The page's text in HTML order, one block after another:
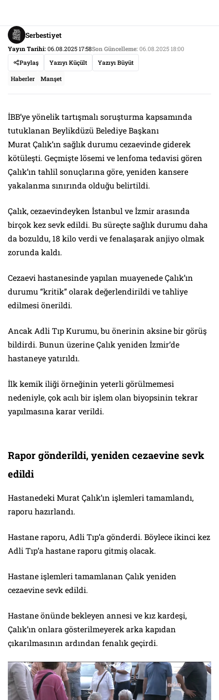
Serbestiyet
Yayın Tarihi:06.08.2025 17:58Son Güncelleme:06.08.2025 18:00
Paylaş
Yazıyı Küçült Yazıyı Büyüt
Haberler Manşet
İBB’ye yönelik tartışmalı soruşturma kapsamında
tutuklanan Beylikdüzü Belediye Başkanı
Murat Çalık’ın sağlık durumu cezaevinde giderek
kötüleşti. Geçmişte lösemi ve lenfoma tedavisi gören
Çalık’ın tahlil sonuçlarına göre, yeniden kansere
yakalanma sınırında olduğu belirtildi.
Çalık, cezaevindeyken İstanbul ve İzmir arasında
birçok kez sevk edildi. Bu süreçte sağlık durumu daha
da bozuldu, 18 kilo verdi ve fenalaşarak anjiyo olmak
zorunda kaldı.
Cezaevi hastanesinde yapılan muayenede Çalık’ın
durumu “kritik” olarak değerlendirildi ve tahliye
edilmesi önerildi.
Ancak Adli Tıp Kurumu, bu önerinin aksine bir görüş
bildirdi. Bunun üzerine Çalık yeniden İzmir’de
hastaneye yatırıldı.
İlk kemik iliği örneğinin yeterli görülmemesi
nedeniyle, çok acılı bir işlem olan biyopsinin tekrar
yapılmasına karar verildi.
Rapor gönderildi, yeniden cezaevine sevk
edildi
Hastanedeki Murat Çalık’ın işlemleri tamamlandı,
raporu hazırlandı.
Hastane raporu, Adli Tıp’a gönderdi. Böylece ikinci kez
Adli Tıp’a hastane raporu gitmiş olacak.
Hastane işlemleri tamamlanan Çalık yeniden
cezaevine sevk edildi.
Hastane önünde bekleyen annesi ve kız kardeşi,
Çalık’ın onlara gösterilmeyerek arka kapıdan
çıkarılmasının ardından fenalık geçirdi.